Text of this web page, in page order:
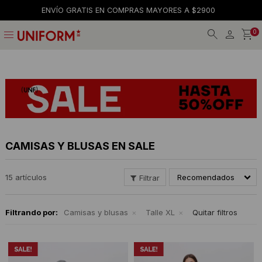
ENVÍO GRATIS EN COMPRAS MAYORES A $2900
menu 0
CAMISAS Y BLUSAS EN SALE
15 artículos Recomendados
Filtrando por: Camisas y blusas Talle XL Quitar filtros
Calzado
Remeras
Accesorios
Remeras
Shorts y faldas
Buzos
Gorras
Billeteras
Tiendas
Trabaja con nosotros
Términos y condiciones